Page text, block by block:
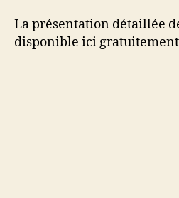
La présentation détaillée
disponible ici